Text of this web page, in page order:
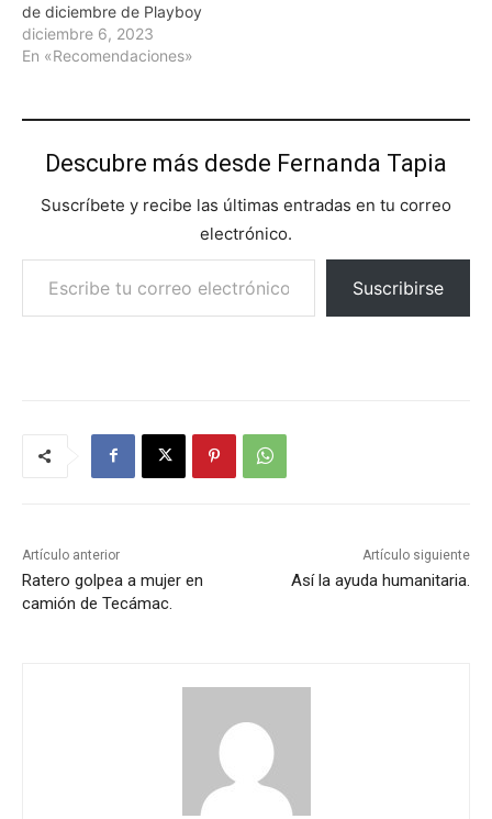
de diciembre de Playboy
diciembre 6, 2023
En «Recomendaciones»
Descubre más desde Fernanda Tapia
Suscríbete y recibe las últimas entradas en tu correo
electrónico.
Escribe tu correo electrónico…
Suscribirse
Artículo anterior
Ratero golpea a mujer en
camión de Tecámac.
Artículo siguiente
Así la ayuda humanitaria.